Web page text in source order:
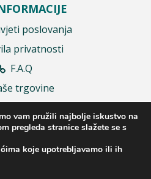
poslovanja
privatnosti
F.A.Q
trgovine
ugovora
vam pružili najbolje iskustvo na
pregleda stranice slažete se s
koje upotrebljavamo ili ih